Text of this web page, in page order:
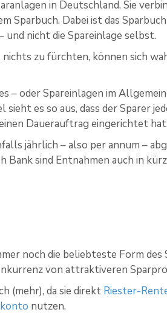
in Deutschland. Sie
Sparbuch. Dabei ist das
und nicht die Spareinlage selbst.
zu fürchten, können sich
– oder Spareinlagen im
es so aus, dass der Sparer
Dauerauftrag eingerichtet hat.
jährlich – also per annum –
Bank sind Entnahmen auch in
noch die beliebteste Form
von attraktiveren
(mehr), da sie direkt Riester-
nutzen.